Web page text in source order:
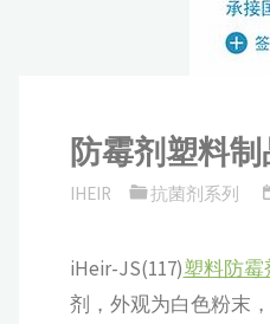
防霉剂塑料
IHEIR 抗菌剂系列
iHeir-JS(117)塑料防霉
剂，外观为白色粉末